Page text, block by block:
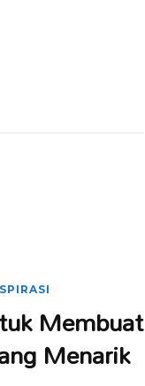
Membuat
Menarik